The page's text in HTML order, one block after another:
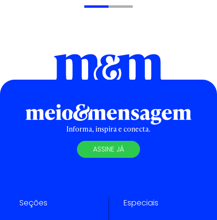
Informa, inspira e conecta.
ASSINE JÁ
Seções Especiais